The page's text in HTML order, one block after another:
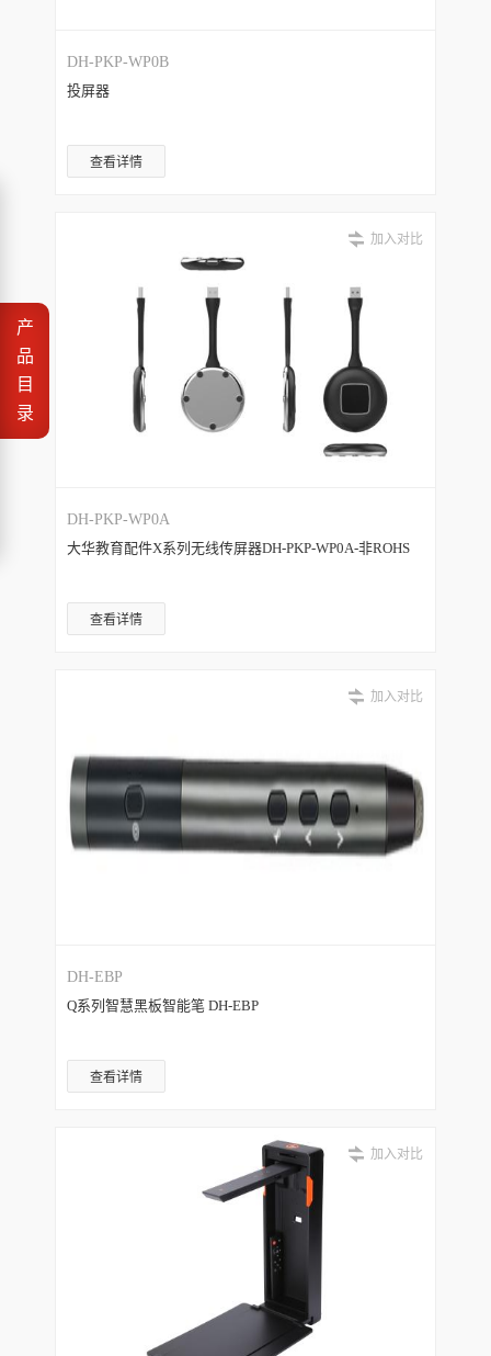
产
品
目
录
DH-PKP-WP0B
投屏器
查看详情
加入对比
DH-PKP-WP0A
大华教育配件X系列无线传屏器DH-PKP-WP0A-非ROHS
查看详情
加入对比
DH-EBP
Q系列智慧黑板智能笔 DH-EBP
查看详情
加入对比